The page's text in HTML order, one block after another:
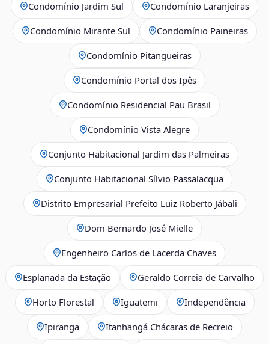
Condomínio Jardim Sul Condomínio Laranjeiras
Condomínio Mirante Sul Condomínio Paineiras
Condomínio Pitangueiras
Condomínio Portal dos Ipês
Condomínio Residencial Pau Brasil
Condomínio Vista Alegre
Conjunto Habitacional Jardim das Palmeiras
Conjunto Habitacional Sílvio Passalacqua
Distrito Empresarial Prefeito Luiz Roberto Jábali
Dom Bernardo José Mielle
Engenheiro Carlos de Lacerda Chaves
Esplanada da Estação Geraldo Correia de Carvalho
Horto Florestal Iguatemi Independência
Ipiranga Itanhangá Chácaras de Recreio